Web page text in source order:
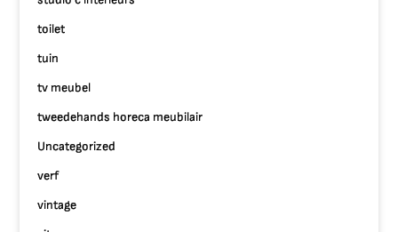
toilet
tuin
tv meubel
tweedehands horeca meubilair
Uncategorized
verf
vintage